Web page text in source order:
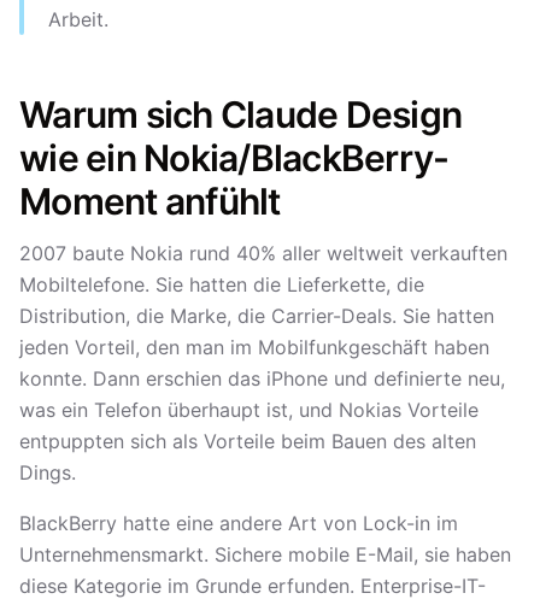
Arbeit.
Warum sich Claude Design
wie ein Nokia/BlackBerry-
Moment anfühlt
2007 baute Nokia rund 40% aller weltweit verkauften
Mobiltelefone. Sie hatten die Lieferkette, die
Distribution, die Marke, die Carrier-Deals. Sie hatten
jeden Vorteil, den man im Mobilfunkgeschäft haben
konnte. Dann erschien das iPhone und definierte neu,
was ein Telefon überhaupt ist, und Nokias Vorteile
entpuppten sich als Vorteile beim Bauen des alten
Dings.
BlackBerry hatte eine andere Art von Lock-in im
Unternehmensmarkt. Sichere mobile E-Mail, sie haben
diese Kategorie im Grunde erfunden. Enterprise-IT-